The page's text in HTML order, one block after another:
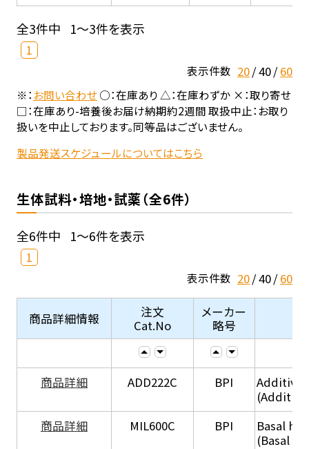
全3件中 1～3件を表示
1
表示件数 20 40 60
※：お問い合わせ○：在庫あり △：在庫わずか ×：取り寄せ
□：在庫あり-培養後お届け納期約2週間 取扱中止：お取り
扱いを中止しております。同等品はございません。
製品発送スケジュールについてはこちら
生体試料・培地・試薬（全6件）
全6件中 1～6件を表示
1
表示件数 20 40 60
商品詳細情報
注文
Cat.No
メーカー
略号
商品詳細 ADD222C BPI
商品詳細
MIL600C BPI
Basal
(Basal